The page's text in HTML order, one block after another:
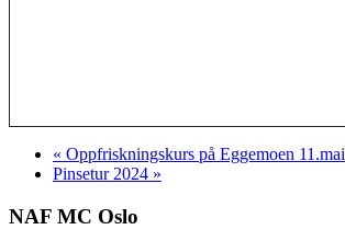
« Oppfriskningskurs på Eggemoen 11.mai
Pinsetur 2024 »
NAF MC Oslo